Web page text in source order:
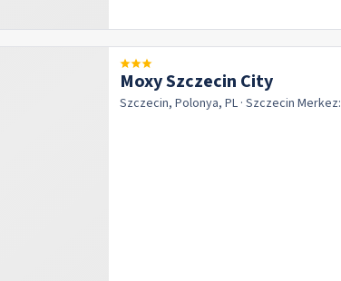
Moxy Szczecin City
Szczecin, Polonya, PL · Szczecin Merkez: